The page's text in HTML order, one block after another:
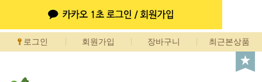
로그인 회원가입 장바구니 최근본상품